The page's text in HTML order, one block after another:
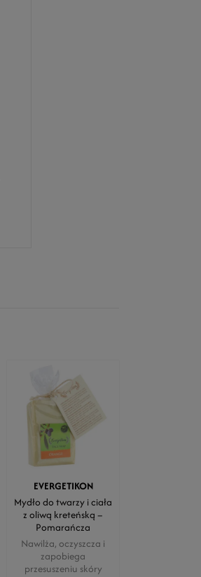
EVERGETIKON
Mydło do twarzy i ciała
z oliwą kreteńską –
Pomarańcza
Nawilża, oczyszcza i
zapobiega
przesuszeniu skóry